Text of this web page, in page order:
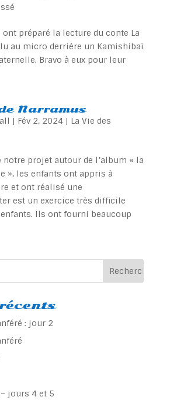
ont préparé la lecture du conte La
au micro derrière un Kamishibaï
Bravo à eux pour leur
Narramus
| Fév 2, 2024| La Vie des
notre projet autour de l’album « la
», les enfants ont appris à
et ont réalisé une
est un exercice très difficile
Ils ont fourni beaucoup
: jour 2
jours 4 et 5